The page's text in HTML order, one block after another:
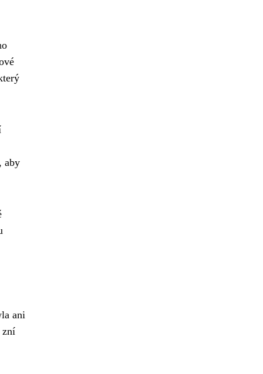
aby
ani
zní